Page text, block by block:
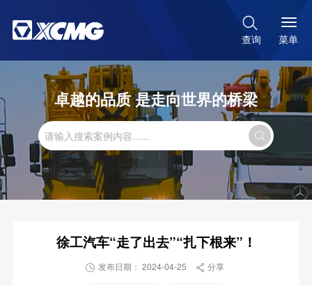

查询 菜单
卓越的品质 是走向世界的桥梁

徐工汽车“走了出去”“扎下根来”！
 发布日期： 2024-04-25  分享